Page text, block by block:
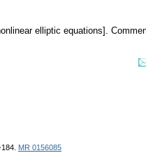
elliptic equations].
MR 0156085